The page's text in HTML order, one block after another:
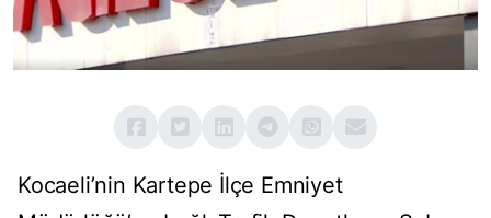
Kocaeli’nin Kartepe İlçe Emniyet